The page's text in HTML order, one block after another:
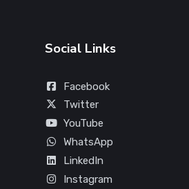
Social Links
Facebook
Twitter
YouTube
WhatsApp
LinkedIn
Instagram